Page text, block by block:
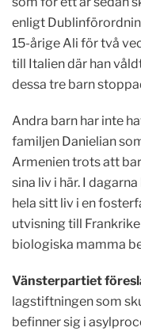
enligt
15-årige Ali för två
till Italien där han
dessa tre barn
Andra barn har inte
familjen Danielian
Armenien trots att
sina liv i här. I
hela sitt liv i en
utvisning till
biologiska mamma
Vänsterpartiet
lagstiftningen som
befinner sig i